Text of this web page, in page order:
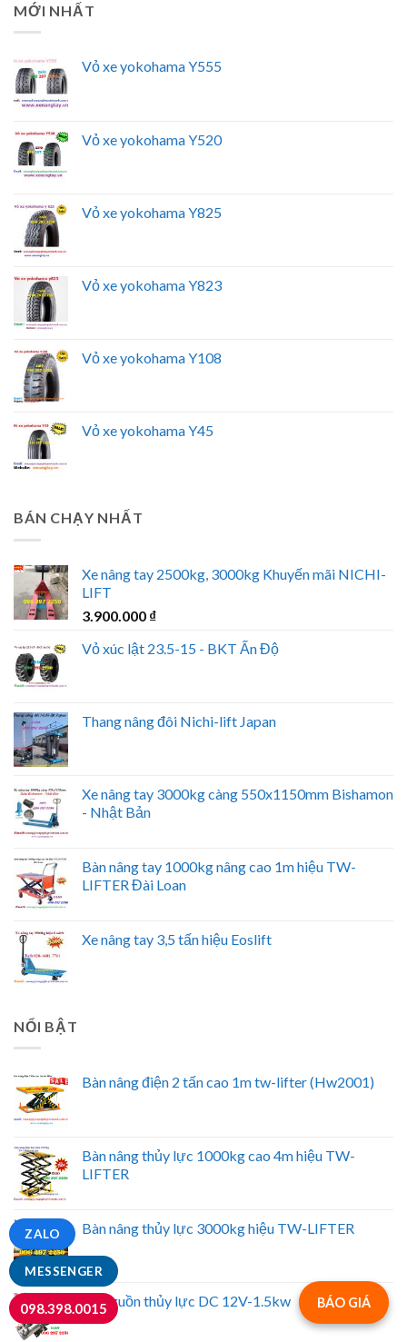
MESSENGER
ZALO
098.398.0015
MỚI NHẤT
Vỏ xe yokohama Y555
Vỏ xe yokohama Y520
Vỏ xe yokohama Y825
Vỏ xe yokohama Y823
Vỏ xe yokohama Y108
Vỏ xe yokohama Y45
BÁN CHẠY NHẤT
Xe nâng tay 2500kg, 3000kg Khuyến mãi NICHI-
LIFT
3.900.000 ₫
Vỏ xúc lật 23.5-15 - BKT Ấn Độ
Thang nâng đôi Nichi-lift Japan
Xe nâng tay 3000kg càng 550x1150mm Bishamon
- Nhật Bản
Bàn nâng tay 1000kg nâng cao 1m hiệu TW-
LIFTER Đài Loan
Xe nâng tay 3,5 tấn hiệu Eoslift
NỔI BẬT
Bàn nâng điện 2 tấn cao 1m tw-lifter (Hw2001)
Bàn nâng thủy lực 1000kg cao 4m hiệu TW-
LIFTER
Bàn nâng thủy lực 3000kg hiệu TW-LIFTER
Bộ nguồn thủy lực DC 12V-1.5kw BÁO GIÁ